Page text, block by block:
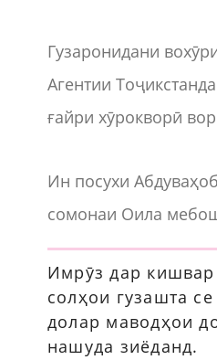
Гузаронидани
Агентии
ғайри хӯрокворӣ
Ин посухи
сомонаи Оила
Имрӯз дар кишвар
солҳои гузашта
долар маводҳои
нашуда зиёданд.